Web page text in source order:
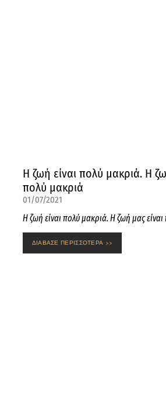
Η ζωή είναι πολύ μακριά. Η
πολύ μακριά
01/07/2021
Η ζωή είναι πολύ μακριά. Η ζωή μας
ΔΙΑΒΑΣΕ ΠΕΡΙΣΣΟΤΕΡΑ >>